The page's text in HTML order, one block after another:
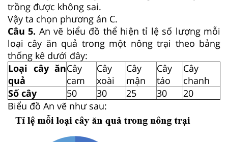
trồng được không sai.
Vậy ta chọn phương án C.
Câu 5. An vẽ biểu đồ thể hiện tỉ lệ số lượng mỗi
loại cây ăn quả trong một nông trại theo bảng
thống kê dưới đây:
Loại cây ăn
quả
Cây
cam
Cây
xoài
Cây
mận
Cây
táo
Cây
chanh
Số cây
50 30 25 30
20
Biểu đồ An vẽ như sau: